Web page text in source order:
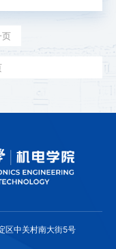
页
区中关村南大街5号